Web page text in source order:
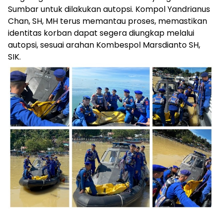
Sumbar untuk dilakukan autopsi. Kompol Yandrianus
Chan, SH, MH terus memantau proses, memastikan
identitas korban dapat segera diungkap melalui
autopsi, sesuai arahan Kombespol Marsdianto SH,
SIK.